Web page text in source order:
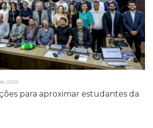
2026
para aproximar estudantes da